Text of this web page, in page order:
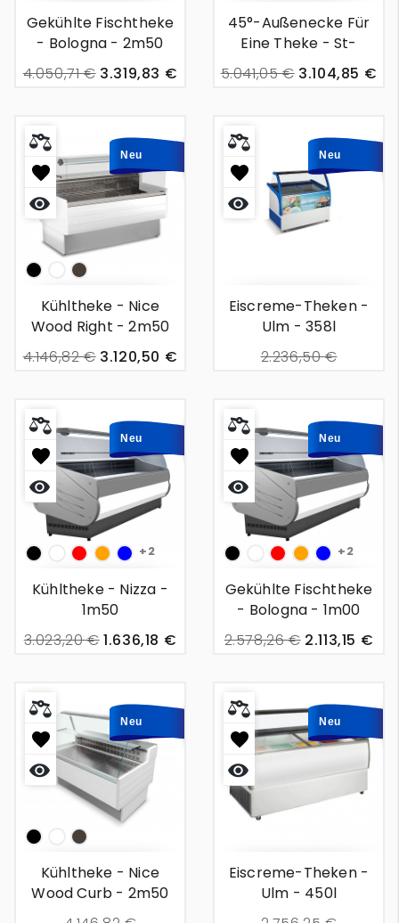
:
RougeOrange
Gekühlte Fischtheke
- Bologna - 2m50
4.050,71 € 3.319,83 €
45°-Außenecke Für
Eine Theke - St-
Tropez - 1m00
5.041,05 € 3.104,85 €
Neu
Np WhiteBraun
Kühltheke - Nice
Wood Right - 2m50
4.146,82 € 3.120,50 €
Neu
Eiscreme-Theken -
Ulm - 358l
2.236,50 €
Neu
Np WhiteCouleur
:
Rouge
couleur
Orange
blau+2
Kühltheke - Nizza -
1m50
3.023,20 € 1.636,18 €
Neu
Np WhiteCouleur
:
Rouge
couleur
Orange
blau+2
Gekühlte Fischtheke
- Bologna - 1m00
2.578,26 € 2.113,15 €
Neu
Np WhiteBraun
Kühltheke - Nice
Wood Curb - 2m50
Neu
Eiscreme-Theken -
Ulm - 450l